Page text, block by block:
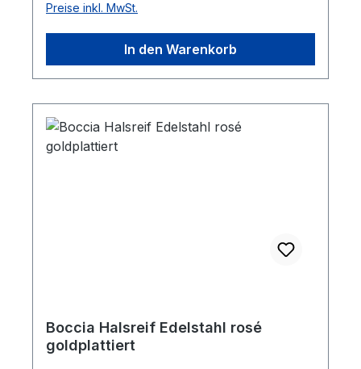
Preise inkl. MwSt.
In den Warenkorb
Boccia Halsreif Edelstahl rosé
goldplattiert